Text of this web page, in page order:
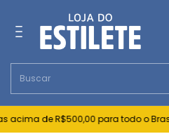
de R$500,00 para todo o Brasil